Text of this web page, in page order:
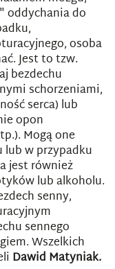
oddychania do
osoba
Jest to tzw.
bezdechu
schorzeniami,
serca) lub
opon
Mogą one
lub w przypadku
jest również
lub alkoholu.
senny,
sennego
Wszelkich
Dawid Matyniak.